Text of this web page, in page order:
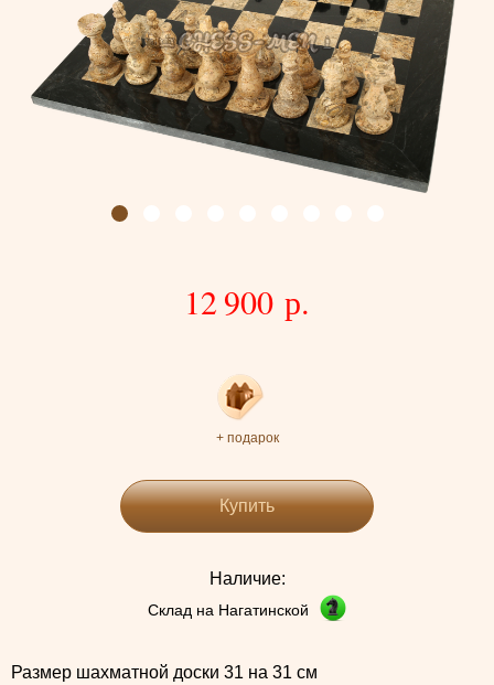
12 900 р.
+ подарок
Купить
Наличие:
Склад на Нагатинской
Размер шахматной доски 31 на 31 см